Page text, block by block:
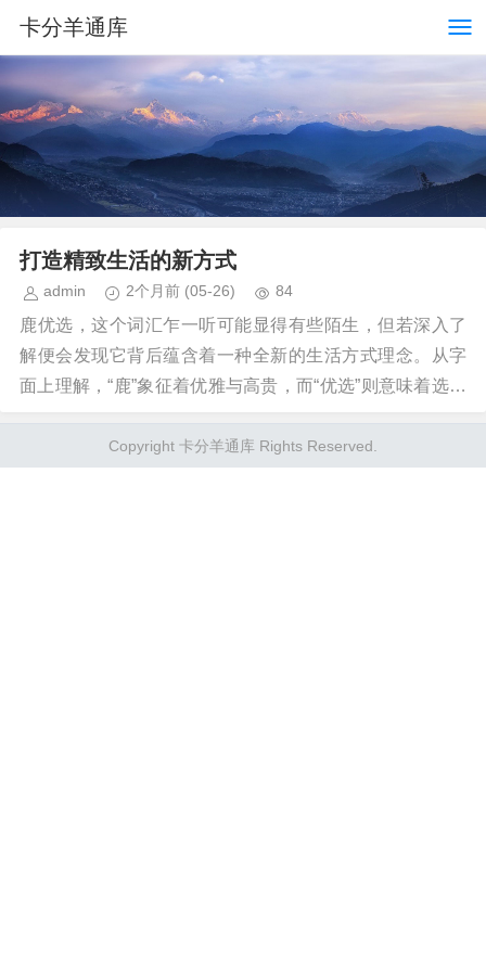
卡分羊通库
打造精致生活的新方式
admin 2个月前 (05-26) 84
鹿优选，这个词汇乍一听可能显得有些陌生，但若深入了
解便会发现它背后蕴含着一种全新的生活方式理念。从字
面上理解，“鹿”象征着优雅与高贵，而“优选”则意味着选择
Copyright 卡分羊通库 Rights Reserved.